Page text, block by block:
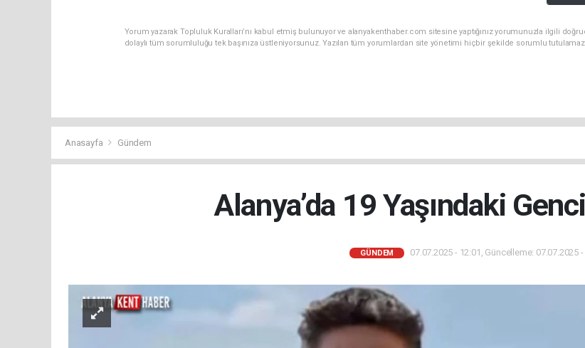
Yorum yazarak Topluluk Kuralları’nı kabul etmiş bulunuyor ve alanyakenthaber.com sitesine yaptığınız yorumunuzla ilgili
dolaylı tüm sorumluluğu tek başınıza üstleniyorsunuz. Yazılan tüm yorumlardan site yönetimi hiçbir şekilde sorumlu
Anasayfa Gündem
Alanya’da 19 Yaşındaki
GÜNDEM 07.07.2025 - 12:01, Güncelleme: 07.07.2025